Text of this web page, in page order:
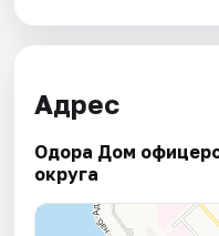
Адрес
Одора Дом
округа